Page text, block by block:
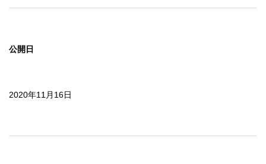
公開日
2020年11月16日